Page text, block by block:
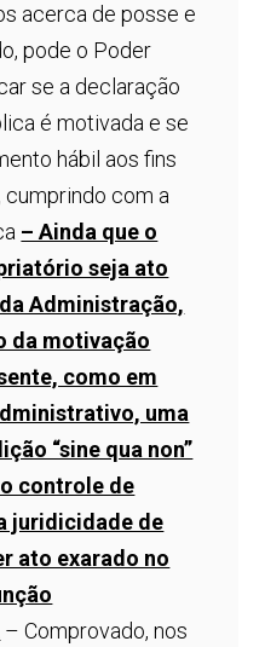
acerca de posse e
pode o Poder
se a declaração
é motivada e se
hábil aos fins
com a
– Ainda que o
seja ato
Administração,
da motivação
como em
uma
“sine qua non”
controle de
juridicidade de
ato exarado no
– Comprovado, nos